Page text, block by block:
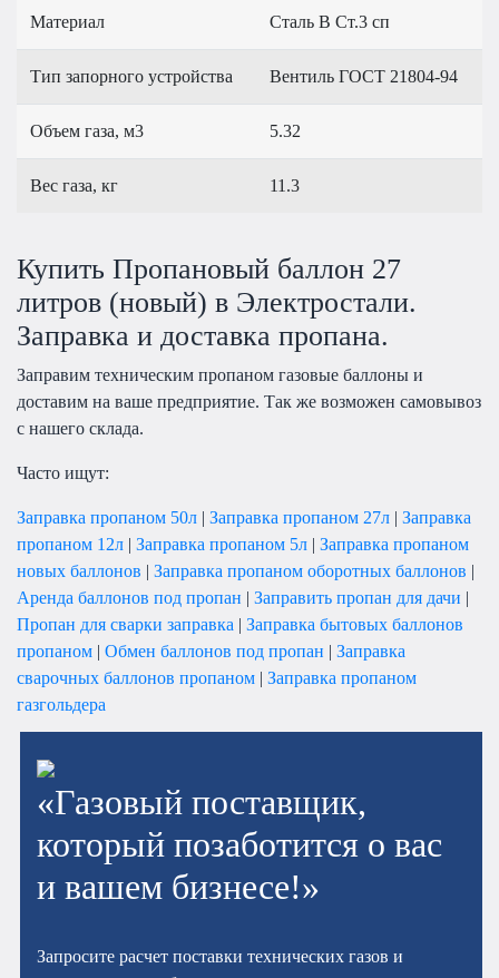
Материал Сталь В Ст.3 сп
Тип запорного устройства Вентиль ГОСТ 21804-94
Объем газа, м3 5.32
Вес газа, кг 11.3
Купить Пропановый баллон 27
литров (новый) в Электростали.
Заправка и доставка пропана.
Заправим техническим пропаном газовые баллоны и
доставим на ваше предприятие. Так же возможен самовывоз
с нашего склада.
Часто ищут:
Заправка пропаном 50л | Заправка пропаном 27л | Заправка
пропаном 12л | Заправка пропаном 5л | Заправка пропаном
новых баллонов | Заправка пропаном оборотных баллонов |
Аренда баллонов под пропан | Заправить пропан для дачи |
Пропан для сварки заправка | Заправка бытовых баллонов
пропаном | Обмен баллонов под пропан | Заправка
сварочных баллонов пропаном | Заправка пропаном
газгольдера
«Газовый поставщик,
который позаботится о вас
и вашем бизнесе!»
Запросите расчет поставки технических газов и